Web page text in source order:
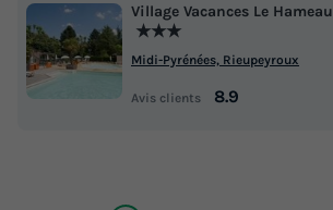
Village Vacances Le
★★★
Midi-Pyrénées, Rieupeyroux
Avis clients 8.9